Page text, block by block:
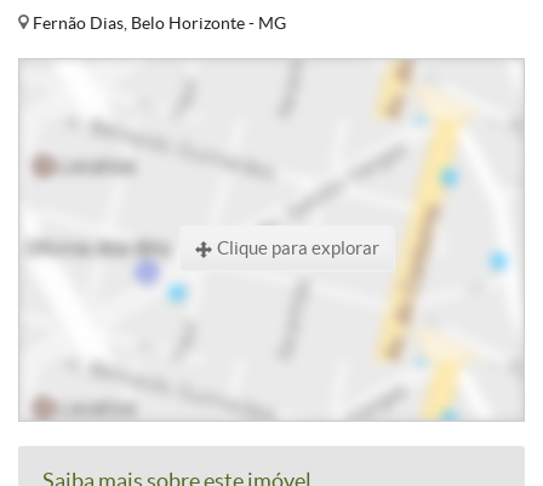
Fernão Dias, Belo Horizonte - MG
Clique para explorar
Saiba mais sobre este imóvel